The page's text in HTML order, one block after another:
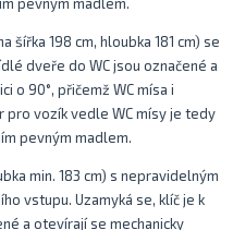
198 cm, hloubka 181 cm) se
dveře do WC jsou označené a
o 90°, přičemž WC mísa i
vozík vedle WC mísy je tedy
pevným madlem.
min. 183 cm) s nepravidelným
vstupu. Uzamyká se, klíč je k
a otevírají se mechanicky